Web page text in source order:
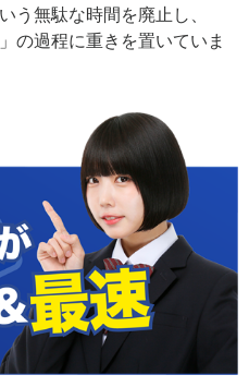
う無駄な時間を廃止し、
の過程に重きを置いていま